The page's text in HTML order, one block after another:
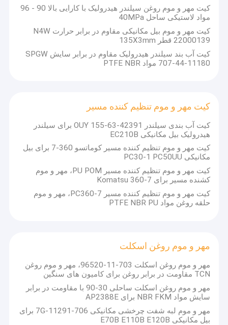
وبلاگ
کیت سیل سیلندر هیدرولیک
کیت مهر و موم موتور هیدرولیک
کیت مهر و موم شیر کنترل
کیت مهر و موم مشترک مرکزی
کیت مهر حلقه ای
کیت مهر شکن
کیت مهر و موم تنظیم کننده مسیر
مهر و موم روغن اسکلت
کیت مهر و موم روغن سیلندر هیدرولیک با کارایی بالا 90 - 96
مواد لاستیکی ساحل 40MPa
کیت مهر و موم بیل مکانیکی مقاوم در برابر حرارت N4W
22000139 قطر 135X3mm
کیت آب بند سیلندر هیدرولیک مقاوم در برابر سایش SPGW
707-44-11180 مواد PTFE NBR
کیت مهر و موم تنظیم کننده مسیر
کیت آب بندی سیلندر OUY 155-63-42391 برای سیلندر
هیدرولیک بیل مکانیکی EC210B
کیت مهر و موم تنظیم کننده مسیر کوماتسو 360-7 برای بیل
مکانیکی PC30-1 PC50UU
کیت مهر و موم تنظیم کننده مسیر PU POM، مهر و موم
کشنده مسیر برای Komatsu 360-7
کیت مهر و موم تنظیم کننده مسیر PC360-7، مهر و موم
حلقه روغن مواد PTFE NBR PU
مهر و موم روغن اسکلت
مهر و موم روغن اسکلت 703-11-96520، مهر و موم روغن
TCN مقاومت در برابر روغن برای کامیون های سنگین
مهر و موم روغن اسکلت ساحلی 30-90 با مقاومت در برابر
سایش مواد NBR FKM برای AP2388E
مهر و موم لبه شفت چرخشی مکانیکی 706-7G-11291 برای
بیل مکانیکی E70B E110B E120B
سوالات عمومی
سوال: چطور ميتونم قیمت رو بدونم؟
A: ما معمولاً در عرض 24 ساعت پس از دریافت تحقیق (به استثنای
سوال: حداقل سفارش چقدر است؟
A: شرکت ما عمدتا در تجارت عمده فروشی مشغول به کار است، اما اگر
شما اصرار دارید که یک خرید کنید، یا فقط به یک مجموعه نیاز دارید، ما
همچنین کالاها را به شما تحویل می دهیم.
س: می توانم یک نمونه اولیه را برای آزمایش قبل از خرید عمده بخرم؟
سوال: شما چه روش های پرداخت را می پذیرید؟
T، PayPal را می پذیرد.
کنیم، و همچنین از مشتریان برای استفاده از انتقال دهنده های لجستیکی
خود پشتیبانی می کنیم. لطفا قبل از سفارش با ما تایید کنید.